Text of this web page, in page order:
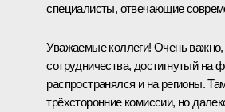
специалисты, отвечающие
Уважаемые коллеги! Очень
сотрудничества, достигнутый на
распространялся и на регионы.
трёхсторонние комиссии, но